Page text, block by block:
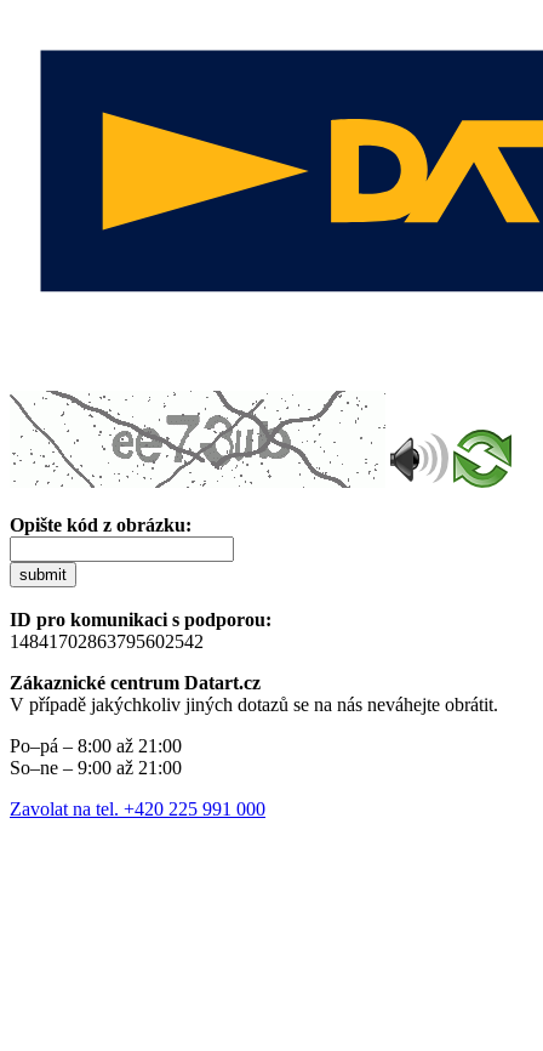
Opište kód z obrázku:
submit
ID pro komunikaci s podporou:
14841702863795602542
Zákaznické centrum Datart.cz
V případě jakýchkoliv jiných dotazů se na nás neváhejte obrátit.
Po–pá – 8:00 až 21:00
So–ne – 9:00 až 21:00
Zavolat na tel. +420 225 991 000